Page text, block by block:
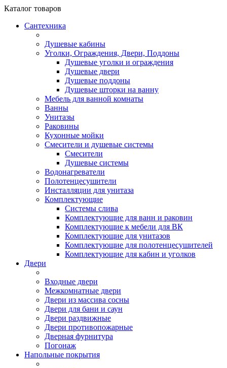
Каталог товаров
Сантехника
Душевые кабины
Уголки, Ограждения, Двери, Поддоны
Душевые уголки и ограждения
Душевые двери
Душевые поддоны
Душевые шторки на ванну
Мебель для ванной комнаты
Ванны
Унитазы
Раковины
Кухонные мойки
Смесители и душевые системы
Смесители
Душевые системы
Водонагреватели
Полотенцесушители
Инсталляции для унитаза
Комплектующие
Системы слива
Комплектующие для ванн и раковин
Комплектующие к мебели для ВК
Комплектующие для унитазов
Комплектующие для полотенцесушителей
Комплектующие для кабин и уголков
Двери
Входные двери
Межкомнатные двери
Двери из массива сосны
Двери для бани и саун
Двери раздвижные
Двери противопожарные
Дверная фурнитура
Погонаж
Напольные покрытия